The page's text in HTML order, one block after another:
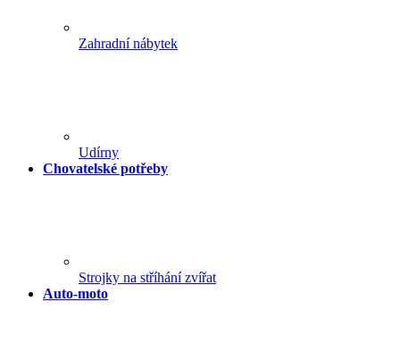
Zahradní nábytek
Udírny
Chovatelské potřeby
Strojky na stříhání zvířat
Auto-moto